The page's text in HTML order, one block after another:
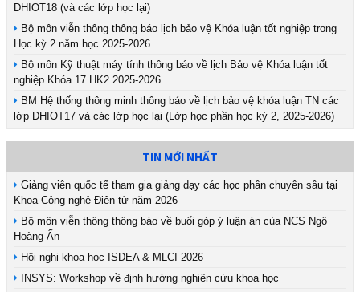
DHIOT18 (và các lớp học lại)
Bộ môn viễn thông thông báo lịch bảo vệ Khóa luận tốt nghiệp trong
Học kỳ 2 năm học 2025-2026
Bộ môn Kỹ thuật máy tính thông báo về lịch Bảo vệ Khóa luận tốt
nghiệp Khóa 17 HK2 2025-2026
BM Hệ thống thông minh thông báo về lịch bảo vệ khóa luận TN các
lớp DHIOT17 và các lớp học lại (Lớp học phần học kỳ 2, 2025-2026)
TIN MỚI NHẤT
Giảng viên quốc tế tham gia giảng dạy các học phần chuyên sâu tại
Khoa Công nghệ Điện tử năm 2026
Bộ môn viễn thông thông báo về buổi góp ý luận án của NCS Ngô
Hoàng Ấn
Hội nghị khoa học ISDEA & MLCI 2026
INSYS: Workshop về định hướng nghiên cứu khoa học